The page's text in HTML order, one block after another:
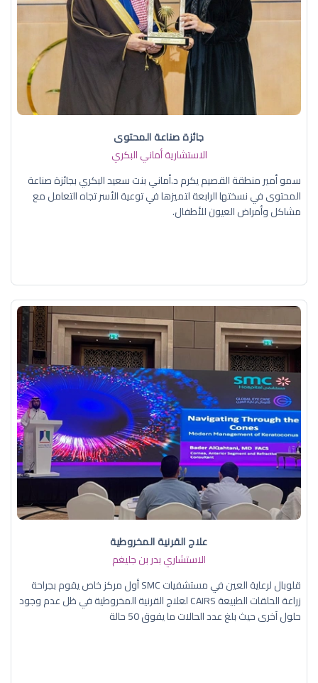
جائزة صناعة المحتوى
الاستشارية أماني البكري
سمو أمير منطقة القصيم يكرم د.أماني بنت سعيد البكري بجائزة صناعة
المحتوى في نسختها الرابعة لتميزها في توعية الأسر تجاه التعامل مع
مشاكل وأمراض العيون للأطفال.
علاج القرنية المخروطية
الاستشاري بدر بن جليغم
قلوبال لرعاية العين في مستشفيات SMC أول مركز خاص يقوم بجراحة
زراعة الحلقات الطبيعة CAIRS لعلاج القرنية المخروطية في ظل عدم وجود
حلول آخرى حيث بلغ عدد الحالات ما يفوق 50 حالة